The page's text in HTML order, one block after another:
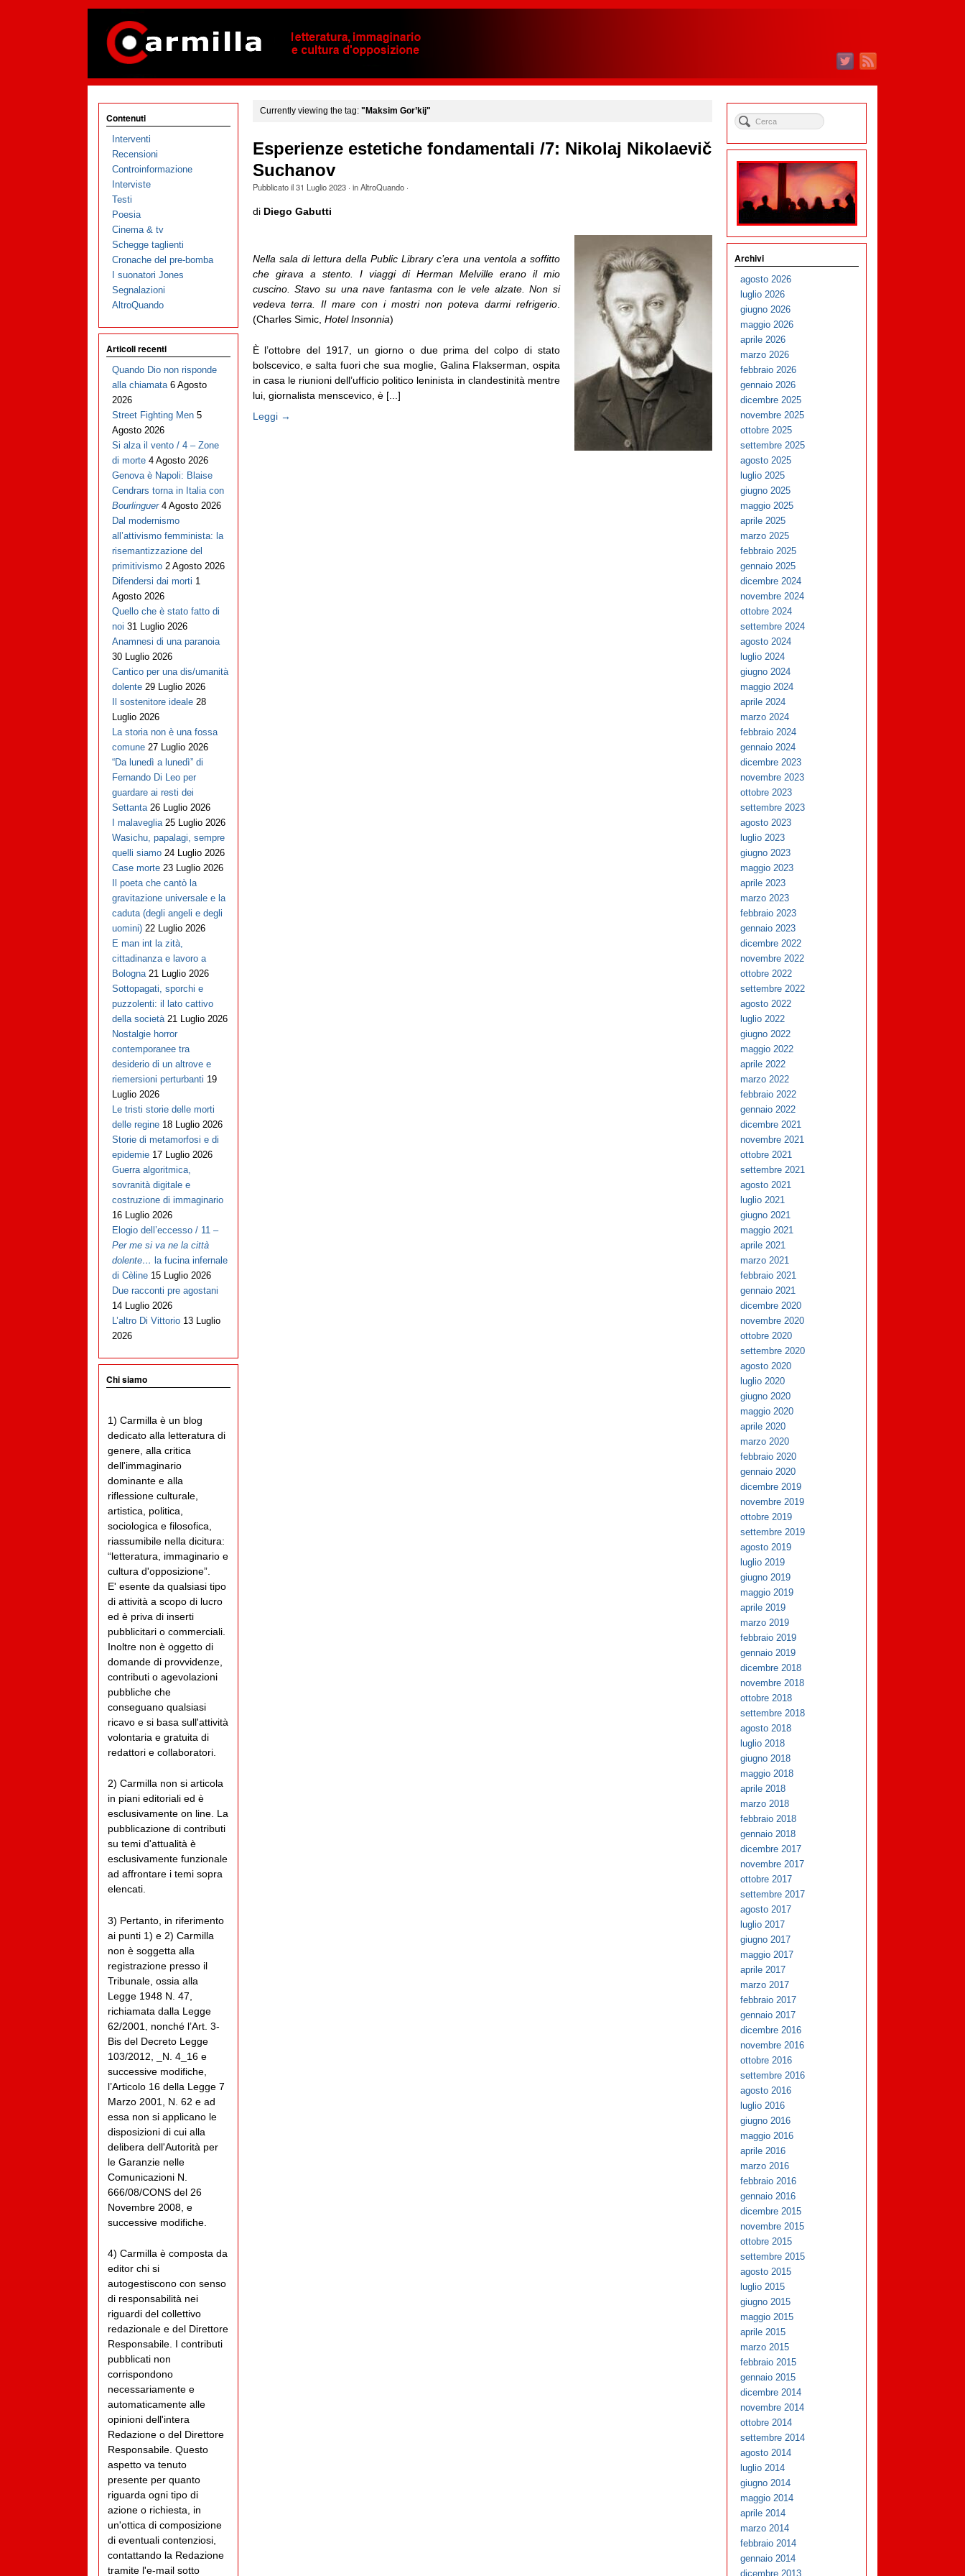
Currently viewing the tag: "Maksim Gor’kij"
Esperienze estetiche fondamentali /7: Nikolaj Nikolaevič
Suchanov
Pubblicato il31 Luglio 2023· inAltroQuando·
di Diego Gabutti
Nella sala di lettura della Public Library c’era una ventola a soffitto
che girava a stento. I viaggi di Herman Melville erano il mio
cuscino. Stavo su una nave fantasma con le vele alzate. Non si
vedeva terra. Il mare con i mostri non poteva darmi refrigerio.
(Charles Simic, Hotel Insonnia)
È l’ottobre del 1917, un giorno o due prima del colpo di stato
bolscevico, e salta fuori che sua moglie, Galina Flakserman, ospita
in casa le riunioni dell’ufficio politico leninista in clandestinità mentre
lui, giornalista menscevico, è [...]
Leggi →
Contenuti
Interventi
Recensioni
Controinformazione
Interviste
Testi
Poesia
Cinema & tv
Schegge taglienti
Cronache del pre-bomba
I suonatori Jones
Segnalazioni
AltroQuando
Articoli recenti
Quando Dio non risponde
alla chiamata 6 Agosto
2026
Street Fighting Men 5
Agosto 2026
Si alza il vento / 4 – Zone
di morte 4 Agosto 2026
Genova è Napoli: Blaise
Cendrars torna in Italia con
Bourlinguer 4 Agosto 2026
Dal modernismo
all’attivismo femminista: la
risemantizzazione del
primitivismo 2 Agosto 2026
Difendersi dai morti 1
Agosto 2026
Quello che è stato fatto di
noi 31 Luglio 2026
Anamnesi di una paranoia
30 Luglio 2026
Cantico per una dis/umanità
dolente 29 Luglio 2026
Il sostenitore ideale 28
Luglio 2026
La storia non è una fossa
comune 27 Luglio 2026
“Da lunedì a lunedì” di
Fernando Di Leo per
guardare ai resti dei
Settanta 26 Luglio 2026
I malaveglia 25 Luglio 2026
Wasichu, papalagi, sempre
quelli siamo 24 Luglio 2026
Case morte 23 Luglio 2026
Il poeta che cantò la
gravitazione universale e la
caduta (degli angeli e degli
uomini) 22 Luglio 2026
E man int la zità,
cittadinanza e lavoro a
Bologna 21 Luglio 2026
Sottopagati, sporchi e
puzzolenti: il lato cattivo
della società 21 Luglio 2026
Nostalgie horror
contemporanee tra
desiderio di un altrove e
riemersioni perturbanti 19
Luglio 2026
Le tristi storie delle morti
delle regine 18 Luglio 2026
Storie di metamorfosi e di
epidemie 17 Luglio 2026
Guerra algoritmica,
sovranità digitale e
costruzione di immaginario
16 Luglio 2026
Elogio dell’eccesso / 11 –
Per me si va ne la città
dolente… la fucina infernale
di Cèline 15 Luglio 2026
Due racconti pre agostani
14 Luglio 2026
L’altro Di Vittorio 13 Luglio
2026
Chi siamo
1) Carmilla è un blog
dedicato alla letteratura di
genere, alla critica
dell'immaginario
dominante e alla
riflessione culturale,
artistica, politica,
sociologica e filosofica,
riassumibile nella dicitura:
“letteratura, immaginario e
cultura d'opposizione”.
E' esente da qualsiasi tipo
di attività a scopo di lucro
ed è priva di inserti
pubblicitari o commerciali.
Inoltre non è oggetto di
domande di provvidenze,
contributi o agevolazioni
pubbliche che
conseguano qualsiasi
ricavo e si basa sull'attività
volontaria e gratuita di
redattori e collaboratori.
2) Carmilla non si articola
in piani editoriali ed è
esclusivamente on line. La
pubblicazione di contributi
su temi d'attualità è
esclusivamente funzionale
ad affrontare i temi sopra
elencati.
3) Pertanto, in riferimento
ai punti 1) e 2) Carmilla
non è soggetta alla
registrazione presso il
Tribunale, ossia alla
Legge 1948 N. 47,
richiamata dalla Legge
62/2001, nonché l’Art. 3-
Bis del Decreto Legge
103/2012, _N. 4_16 e
successive modifiche,
l’Articolo 16 della Legge 7
Marzo 2001, N. 62 e ad
essa non si applicano le
disposizioni di cui alla
delibera dell'Autorità per
le Garanzie nelle
Comunicazioni N.
666/08/CONS del 26
Novembre 2008, e
successive modifiche.
4) Carmilla è composta da
editor chi si
autogestiscono con senso
di responsabilità nei
riguardi del collettivo
redazionale e del Direttore
Responsabile. I contributi
pubblicati non
corrispondono
necessariamente e
automaticamente alle
opinioni dell'intera
Redazione o del Direttore
Responsabile. Questo
aspetto va tenuto
presente per quanto
riguarda ogni tipo di
azione o richiesta, in
un'ottica di composizione
di eventuali contenziosi,
contattando la Redazione
tramite l'e-mail sotto
Archivi
agosto 2026
luglio 2026
giugno 2026
maggio 2026
aprile 2026
marzo 2026
febbraio 2026
gennaio 2026
dicembre 2025
novembre 2025
ottobre 2025
settembre 2025
agosto 2025
luglio 2025
giugno 2025
maggio 2025
aprile 2025
marzo 2025
febbraio 2025
gennaio 2025
dicembre 2024
novembre 2024
ottobre 2024
settembre 2024
agosto 2024
luglio 2024
giugno 2024
maggio 2024
aprile 2024
marzo 2024
febbraio 2024
gennaio 2024
dicembre 2023
novembre 2023
ottobre 2023
settembre 2023
agosto 2023
luglio 2023
giugno 2023
maggio 2023
aprile 2023
marzo 2023
febbraio 2023
gennaio 2023
dicembre 2022
novembre 2022
ottobre 2022
settembre 2022
agosto 2022
luglio 2022
giugno 2022
maggio 2022
aprile 2022
marzo 2022
febbraio 2022
gennaio 2022
dicembre 2021
novembre 2021
ottobre 2021
settembre 2021
agosto 2021
luglio 2021
giugno 2021
maggio 2021
aprile 2021
marzo 2021
febbraio 2021
gennaio 2021
dicembre 2020
novembre 2020
ottobre 2020
settembre 2020
agosto 2020
luglio 2020
giugno 2020
maggio 2020
aprile 2020
marzo 2020
febbraio 2020
gennaio 2020
dicembre 2019
novembre 2019
ottobre 2019
settembre 2019
agosto 2019
luglio 2019
giugno 2019
maggio 2019
aprile 2019
marzo 2019
febbraio 2019
gennaio 2019
dicembre 2018
novembre 2018
ottobre 2018
settembre 2018
agosto 2018
luglio 2018
giugno 2018
maggio 2018
aprile 2018
marzo 2018
febbraio 2018
gennaio 2018
dicembre 2017
novembre 2017
ottobre 2017
settembre 2017
agosto 2017
luglio 2017
giugno 2017
maggio 2017
aprile 2017
marzo 2017
febbraio 2017
gennaio 2017
dicembre 2016
novembre 2016
ottobre 2016
settembre 2016
agosto 2016
luglio 2016
giugno 2016
maggio 2016
aprile 2016
marzo 2016
febbraio 2016
gennaio 2016
dicembre 2015
novembre 2015
ottobre 2015
settembre 2015
agosto 2015
luglio 2015
giugno 2015
maggio 2015
aprile 2015
marzo 2015
febbraio 2015
gennaio 2015
dicembre 2014
novembre 2014
ottobre 2014
settembre 2014
agosto 2014
luglio 2014
giugno 2014
maggio 2014
aprile 2014
marzo 2014
febbraio 2014
gennaio 2014
dicembre 2013